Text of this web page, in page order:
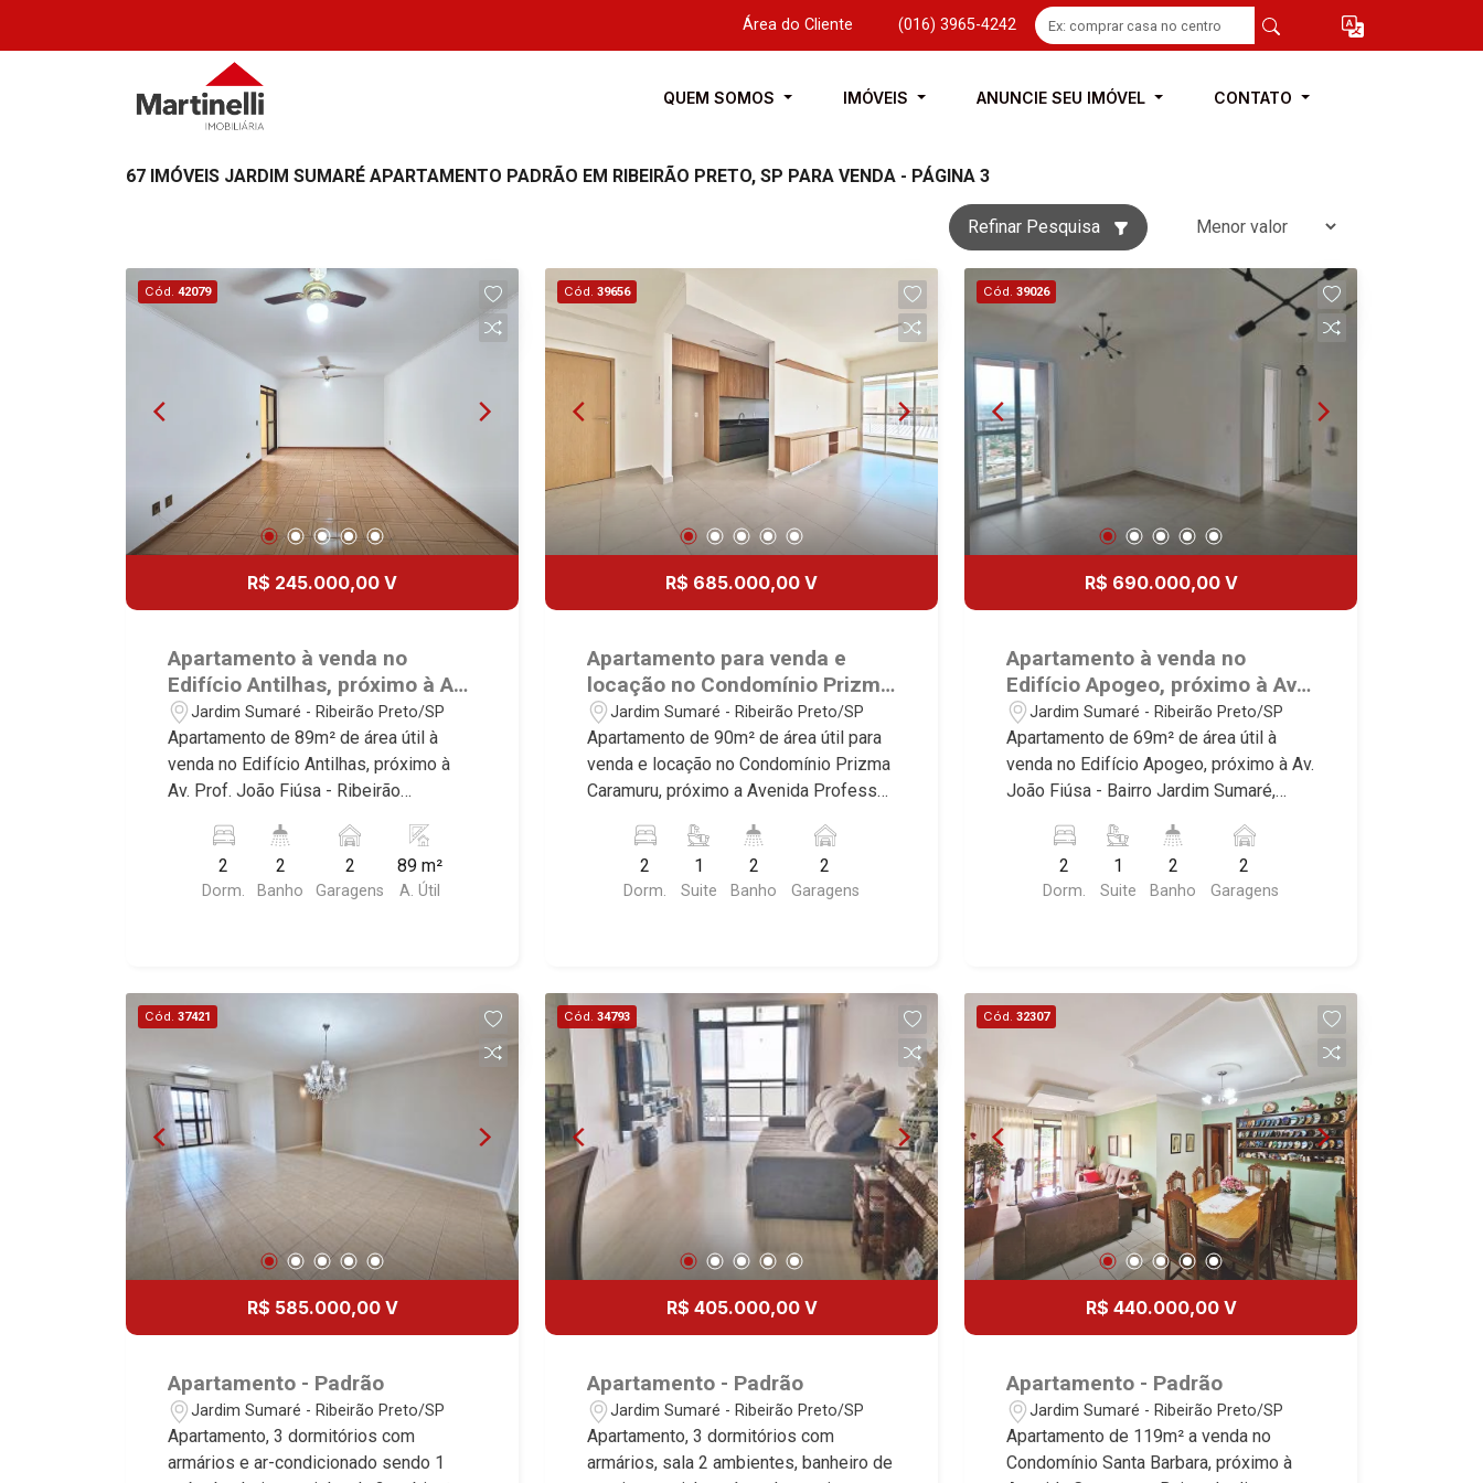
Área do Cliente (016) 3965-4242
QUEM SOMOS IMÓVEIS ANUNCIE SEU IMÓVEL CONTATO
67 IMÓVEIS JARDIM SUMARÉ APARTAMENTO PADRÃO EM RIBEIRÃO PRETO, SP PARA VENDA - PÁGINA 3
Refinar Pesquisa
Cód. 42079
R$ 245.000,00 V
Apartamento à venda no
Edifício Antilhas, próximo à Av.
Prof. João Fiúsa - Bairro
Jardim Sumaré, Ribeirão
Preto/SP.
Jardim Sumaré - Ribeirão Preto/SP
Apartamento de 89m² de área útil à
venda no Edifício Antilhas, próximo à
Av. Prof. João Fiúsa - Ribeirão
deste imóvel que a Martinelli
Imobiliária selecionou para você: -
89m² de área útil - 2 dormitórios com
- 2 vagas Martinelli Imobiliária,
referência no mercado imobiliário
desde 2000! Avenida João Fiúsa, 1051
- Alto da Boa Vista | Ribeirão Preto.
2
Dorm.
2
Banho
2
Garagens
89 m²
A. Útil
Cód. 39656
R$ 685.000,00 V
Apartamento para venda e
locação no Condomínio Prizma
Caramuru, próximo a Avenida
Professor João Fiúsa - Ribeirão
Preto/SP.
Jardim Sumaré - Ribeirão Preto/SP
Apartamento de 90m² de área útil para
venda e locação no Condomínio Prizma
Caramuru, próximo a Avenida Professor
Lagoinha, Ribeirão Preto/SP. Conheça
as características deste imóvel que a
Martinelli Imobiliária selecionou para
ambientes com painel de TV - Cozinha
planejada com cooktop - Área de
serviço planejada - Sacada gourmet
fechada com blindex - Rico em
armários - 2 vagas Martinelli Imobiliária,
referência no mercado imobiliário
desde 2000. Especialistas em Venda,
Locação e Lançamentos! Avenida João
Fiúsa, 1051 - Alto da Boa Vista |
2
Dorm.
1
Suite
2
Banho
2
Garagens
Cód. 39026
R$ 690.000,00 V
Apartamento à venda no
Edifício Apogeo, próximo à Av.
João Fiúsa - Ribeirão Preto/SP
Jardim Sumaré - Ribeirão Preto/SP
Apartamento de 69m² de área útil à
venda no Edifício Apogeo, próximo à Av.
João Fiúsa - Bairro Jardim Sumaré,
características deste imóvel que a
Martinelli Imobiliária selecionou para
você: - 69m² de área útil - 2 dormitórios
cobertas Martinelli Imobiliária,
referência no mercado imobiliário
desde 2000! Avenida João Fiúsa, 1051
- Alto da Boa Vista | Ribeirão Preto.
2
Dorm.
1
Suite
2
Banho
2
Garagens
Cód. 37421
R$ 585.000,00 V
Apartamento - Padrão
Jardim Sumaré - Ribeirão Preto/SP
Apartamento, 3 dormitórios com
armários e ar-condicionado sendo 1
Cód. 34793
R$ 405.000,00 V
Apartamento - Padrão
Jardim Sumaré - Ribeirão Preto/SP
Apartamento, 3 dormitórios com
armários, sala 2 ambientes, banheiro de
Cód. 32307
R$ 440.000,00 V
Apartamento - Padrão
Jardim Sumaré - Ribeirão Preto/SP
Apartamento de 119m² a venda no
Condomínio Santa Barbara, próximo à